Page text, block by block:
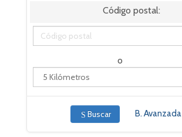
Código postal:
o
Buscar B. Avanzada